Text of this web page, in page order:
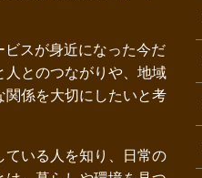
スが身近になった今だ
とのつながりや、地域
係を大切にしたいと考
いる人を知り、日常の